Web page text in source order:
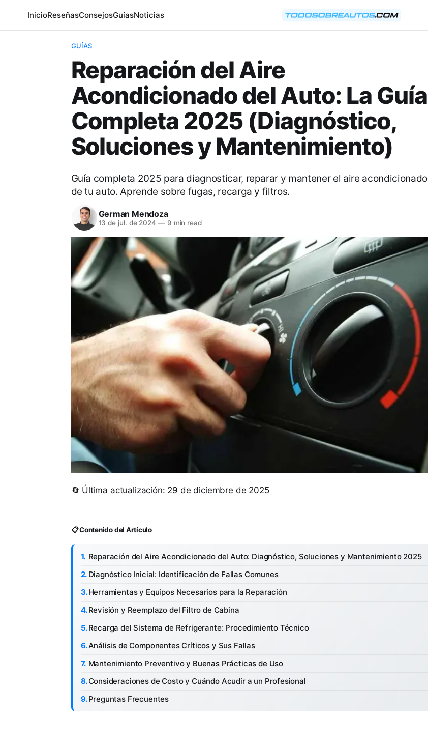
InicioReseñasConsejosGuíasNoticias
GUÍAS
Reparación del Aire
Acondicionado del Auto: La Guía
Completa 2025 (Diagnóstico,
Soluciones y Mantenimiento)
Guía completa 2025 para diagnosticar, reparar y mantener el aire acondicionado
de tu auto. Aprende sobre fugas, recarga y filtros.
German Mendoza
13 de jul. de 2024 —9 min read
🔄 Última actualización: 29 de diciembre de 2025
📋 Contenido del Artículo
Reparación del Aire Acondicionado del Auto: Diagnóstico, Soluciones y Mantenimiento 2025
Diagnóstico Inicial: Identificación de Fallas Comunes
Herramientas y Equipos Necesarios para la Reparación
Revisión y Reemplazo del Filtro de Cabina
Recarga del Sistema de Refrigerante: Procedimiento Técnico
Análisis de Componentes Críticos y Sus Fallas
Mantenimiento Preventivo y Buenas Prácticas de Uso
Consideraciones de Costo y Cuándo Acudir a un Profesional
Preguntas Frecuentes